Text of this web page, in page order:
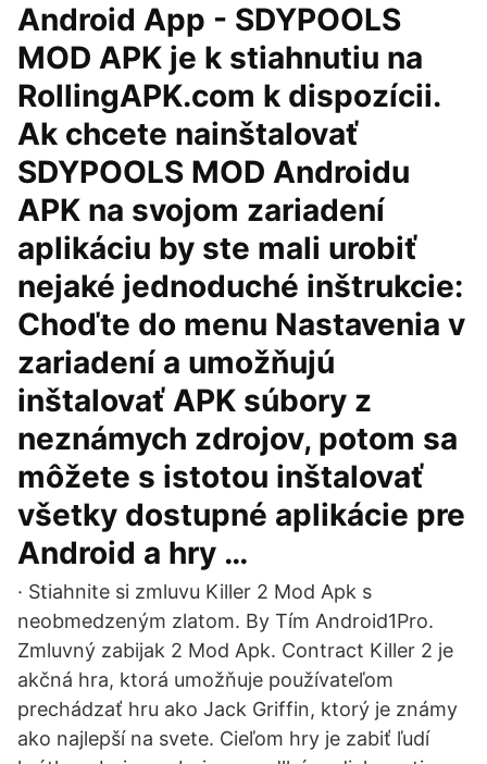
Android App - SDYPOOLS
MOD APK je k stiahnutiu na
RollingAPK.com k dispozícii.
Ak chcete nainštalovať
SDYPOOLS MOD Androidu
APK na svojom zariadení
aplikáciu by ste mali urobiť
nejaké jednoduché inštrukcie:
Choďte do menu Nastavenia v
zariadení a umožňujú
inštalovať APK súbory z
neznámych zdrojov, potom sa
môžete s istotou inštalovať
všetky dostupné aplikácie pre
Android a hry …
· Stiahnite si zmluvu Killer 2 Mod Apk s
neobmedzeným zlatom. By Tím Android1Pro.
Zmluvný zabijak 2 Mod Apk. Contract Killer 2 je
akčná hra, ktorá umožňuje používateľom
prechádzať hru ako Jack Griffin, ktorý je známy
ako najlepší na svete. Cieľom hry je zabiť ľudí